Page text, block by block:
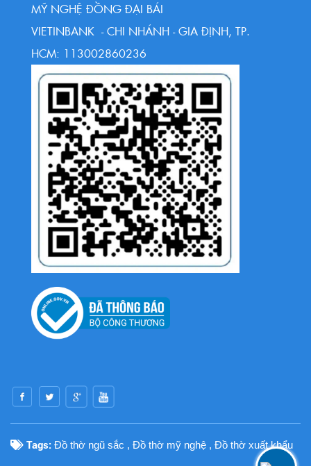
MỸ NGHỆ ĐỒNG ĐẠI BÁI
VIETINBANK - CHI NHÁNH - GIA ĐỊNH, TP.
HCM: 113002860236
Tags: Đồ thờ ngũ sắc , Đồ thờ mỹ nghệ , Đồ thờ xuất khẩu